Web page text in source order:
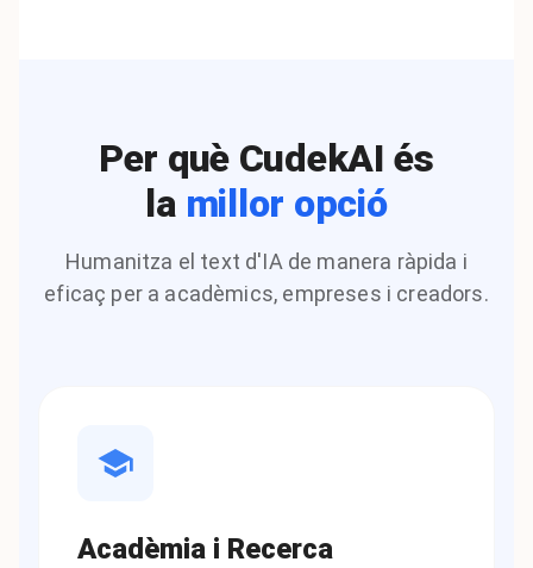
Per què CudekAI és
la millor opció
Humanitza el text d'IA de manera ràpida i
eficaç per a acadèmics, empreses i creadors.
Acadèmia i Recerca